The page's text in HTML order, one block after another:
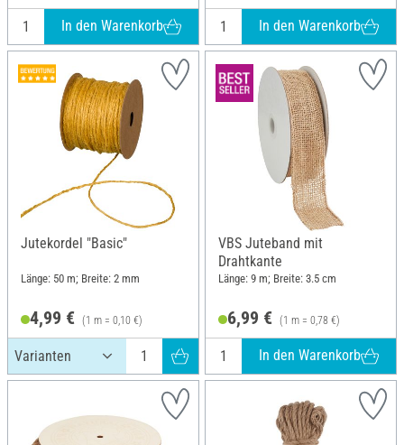
In den Warenkorb In den Warenkorb
Jutekordel "Basic"
Länge: 50 m; Breite: 2 mm
4,99 € (1 m = 0,10 €)
VBS Juteband mit
Drahtkante
Länge: 9 m; Breite: 3.5 cm
6,99 € (1 m = 0,78 €)
In den Warenkorb